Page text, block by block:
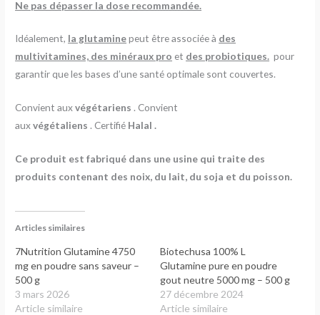
Ne pas dépasser la dose recommandée.
Idéalement, la glutaminepeut être associée à des
multivitamines, des minéraux pro et des probiotiques. pour
garantir que les bases d’une santé optimale sont couvertes.
Convient auxvégétariens . Convient
auxvégétaliens . Certifié Halal.
Ce produit est fabriqué dans une usine qui traite des
produits contenant des noix, du lait, du soja et du poisson.
Articles similaires
7Nutrition Glutamine 4750
mg en poudre sans saveur –
500 g
3 mars 2026
Article similaire
Biotechusa 100% L
Glutamine pure en poudre
gout neutre 5000 mg – 500 g
27 décembre 2024
Article similaire